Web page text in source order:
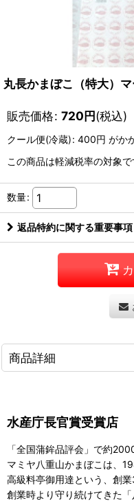
丸長かまぼこ（特大）
販売価格: 720円(税込)
クール便(冷蔵): 400円 がか
この商品は軽減税率の対象で
数量:
返品特約に関する重要事項
商品詳細
水産庁長官賞受賞店
「全国蒲鉾品評会」で約
マミヤ八重山かまぼこは、
高級料亭御用達という、創
創業時より守り続けてきた